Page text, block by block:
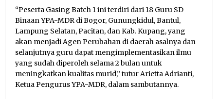
“Peserta Gasing Batch 1 ini terdiri dari 18 Guru SD
Binaan YPA-MDR di Bogor, Gunungkidul, Bantul,
Lampung Selatan, Pacitan, dan Kab. Kupang, yang
akan menjadi Agen Perubahan di daerah asalnya dan
selanjutnya guru dapat mengimplementasikan ilmu
yang sudah diperoleh selama 2 bulan untuk
meningkatkan kualitas murid,” tutur Arietta Adrianti,
Ketua Pengurus YPA-MDR, dalam sambutannya.